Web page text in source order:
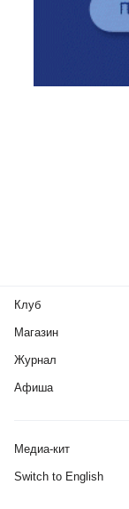
Клуб
Магазин
Журнал
Афиша
Медиа-кит
Switch to English